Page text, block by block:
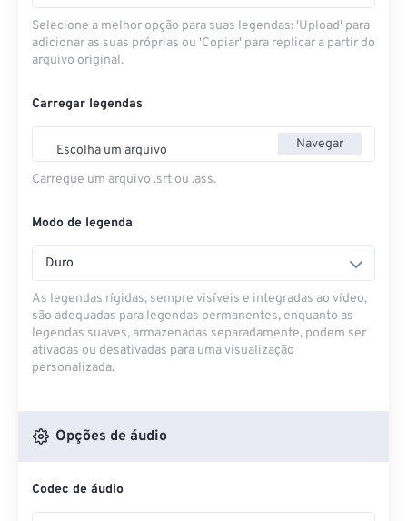
Selecione a melhor opção para suas legendas: 'Upload' para
adicionar as suas próprias ou 'Copiar' para replicar a partir do
arquivo original.
Carregar legendas
Escolha um arquivo Navegar
Carregue um arquivo .srt ou .ass.
Modo de legenda
Duro
As legendas rígidas, sempre visíveis e integradas ao vídeo,
são adequadas para legendas permanentes, enquanto as
legendas suaves, armazenadas separadamente, podem ser
ativadas ou desativadas para uma visualização
personalizada.
Opções de áudio
Codec de áudio